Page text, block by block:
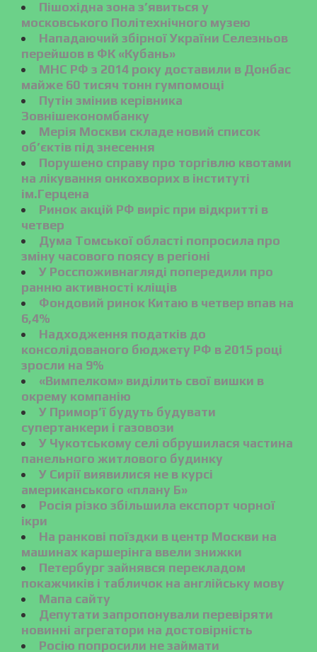
Пішохідна зона з’явиться у
московського Політехнічного музею
Нападаючий збірної України Селезньов
перейшов в ФК «Кубань»
МНС РФ з 2014 року доставили в Донбас
майже 60 тисяч тонн гумпомощі
Путін змінив керівника
Зовнішекономбанку
Мерія Москви складе новий список
об’єктів під знесення
Порушено справу про торгівлю квотами
на лікування онкохворих в інституті
ім.Герцена
Ринок акцій РФ виріс при відкритті в
четвер
Дума Томської області попросила про
зміну часового поясу в регіоні
У Росспоживнагляді попередили про
ранню активності кліщів
Фондовий ринок Китаю в четвер впав на
6,4%
Надходження податків до
консолідованого бюджету РФ в 2015 році
зросли на 9%
«Вимпелком» виділить свої вишки в
окрему компанію
У Примор’ї будуть будувати
супертанкери і газовози
У Чукотському селі обрушилася частина
панельного житлового будинку
У Сирії виявилися не в курсі
американського «плану Б»
Росія різко збільшила експорт чорної
ікри
На ранкові поїздки в центр Москви на
машинах каршерінга ввели знижки
Петербург зайнявся перекладом
покажчиків і табличок на англійську мову
Мапа сайту
Депутати запропонували перевіряти
новинні агрегатори на достовірність
Росію попросили не займати